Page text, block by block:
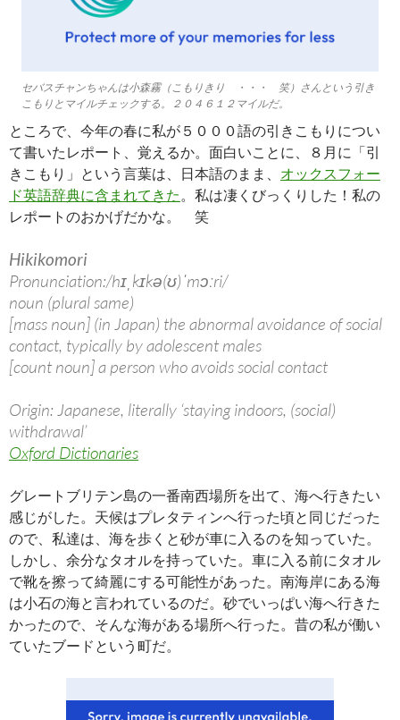
セバスチャンちゃんは小森霧（こもりきり ・・・ 笑）さんという引き
こもりとマイルチェックする。２０４６１２マイルだ。
ところで、今年の春に私が５０００語の引きこもりについ
て書いたレポート、覚えるか。面白いことに、８月に「引
きこもり」という言葉は、日本語のまま、 オックスフォー
ド英語辞典に含まれてきた
。私は凄くびっくりした！私の
レポートのおかげだかな。 笑
Hikikomori
Pronunciation:/hɪˌkɪkə(ʊ)ˈmɔːri/
noun (plural same)
[mass noun] (in Japan) the abnormal avoidance of social
contact, typically by adolescent males
[count noun] a person who avoids social contact
Origin: Japanese, literally ‘staying indoors, (social)
withdrawal’
Oxford Dictionaries
グレートブリテン島の一番南西場所を出て、海へ行きたい
感じがした。天候はプレタティンへ行った頃と同じだった
ので、私達は、海を歩くと砂が車に入るのを知っていた。
しかし、余分なタオルを持っていた。車に入る前にタオル
で靴を擦って綺麗にする可能性があった。南海岸にある海
は小石の海と言われているのだ。砂でいっぱい海へ行きた
かったので、そんな海がある場所へ行った。昔の私が働い
ていたブードという町だ。